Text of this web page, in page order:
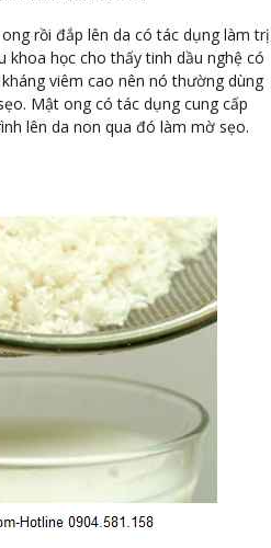
rồi đắp lên da có tác dụng làm trị
khoa học cho thấy tinh dầu nghệ có
viêm cao nên nó thường dùng
Mật ong có tác dụng cung cấp
lên da non qua đó làm mờ sẹo.